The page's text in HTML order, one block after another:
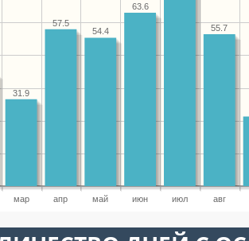
мар апр май июн июл авг
55.7
63.6
54.4
57.5
31.9